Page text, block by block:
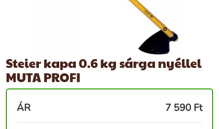
Steier kapa 0.6 kg sárga nyéllel
MUTA PROFI
ÁR 7 590 Ft